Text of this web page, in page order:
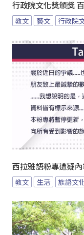
行政院文化獎頒獎
教文 藝文 行政院
西拉雅語粉專遭疑
教文 生活 族語文